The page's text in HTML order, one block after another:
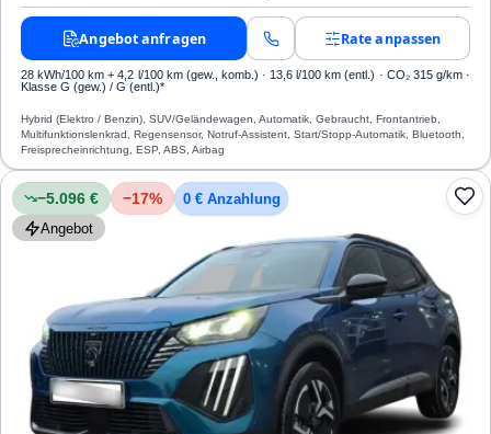
Angebot anfragen Rate anpassen
28 kWh/100 km + 4,2 l/100 km (gew., komb.) · 13,6 l/100 km (entl.) · CO₂ 315 g/km ·
Klasse G (gew.) / G (entl.)*
Hybrid (Elektro / Benzin), SUV/Geländewagen, Automatik, Gebraucht, Frontantrieb,
Multifunktionslenkrad, Regensensor, Notruf-Assistent, Start/Stopp-Automatik, Bluetooth,
Freisprecheinrichtung, ESP, ABS, Airbag
−5.096 € −17%
0 € Anzahlung
Angebot